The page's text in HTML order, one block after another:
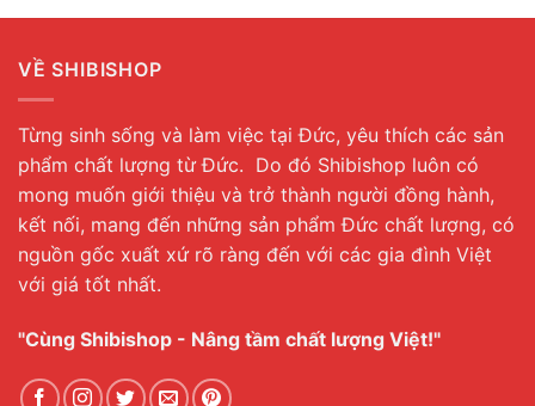
VỀ SHIBISHOP
Từng sinh sống và làm việc tại Đức, yêu thích các sản
phẩm chất lượng từ Đức. Do đó Shibishop luôn có
mong muốn giới thiệu và trở thành người đồng hành,
kết nối, mang đến những sản phẩm Đức chất lượng, có
nguồn gốc xuất xứ rõ ràng đến với các gia đình Việt
với giá tốt nhất.
"Cùng Shibishop - Nâng tầm chất lượng Việt!"